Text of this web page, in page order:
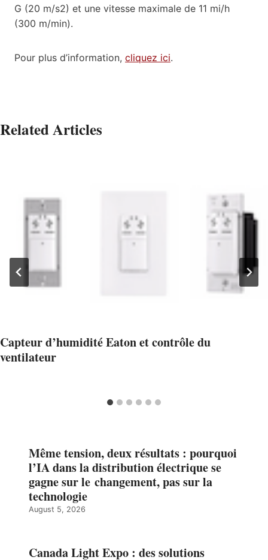
G (20 m/s2) et une vitesse maximale de 11 mi/h
(300 m/min).
Pour plus d’information, cliquez ici.
Related Articles
Capteur d’humidité Eaton et contrôle du
ventilateur
Même tension, deux résultats : pourquoi
l’IA dans la distribution électrique se
gagne sur le changement, pas sur la
technologie
August 5, 2026
Canada Light Expo : des solutions